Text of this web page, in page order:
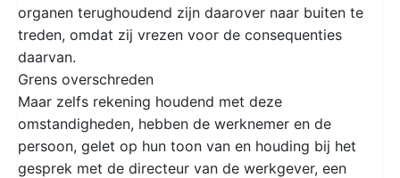
organen terughoudend zijn daarover naar buiten te
treden, omdat zij vrezen voor de consequenties
daarvan.
Grens overschreden
Maar zelfs rekening houdend met deze
omstandigheden, hebben de werknemer en de
persoon, gelet op hun toon van en houding bij het
gesprek met de directeur van de werkgever, een